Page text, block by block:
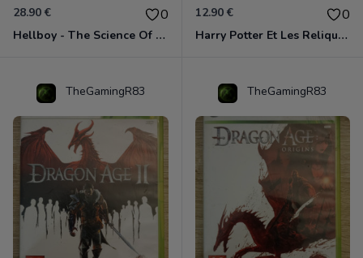
28.90 € 0
Hellboy - The Science Of Evil Xbox 360
12.90 € 0
Harry Potter Et Les Reliques De La Mort - 1ère Partie Xbox 360
TheGamingR83 TheGamingR83